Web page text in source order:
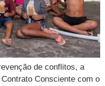
de conflitos, a
Consciente com o